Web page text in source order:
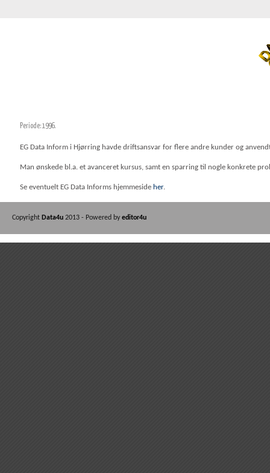
Periode: 1996.
EG Data Inform i Hjørring havde driftsansvar for flere andre kunder og
Man ønskede bl.a. et avanceret kursus, samt en sparring til nogle konkrete
Se eventuelt EG Data Informs hjemmeside her.
Copyright Data4u 2013 - Powered by editor4u